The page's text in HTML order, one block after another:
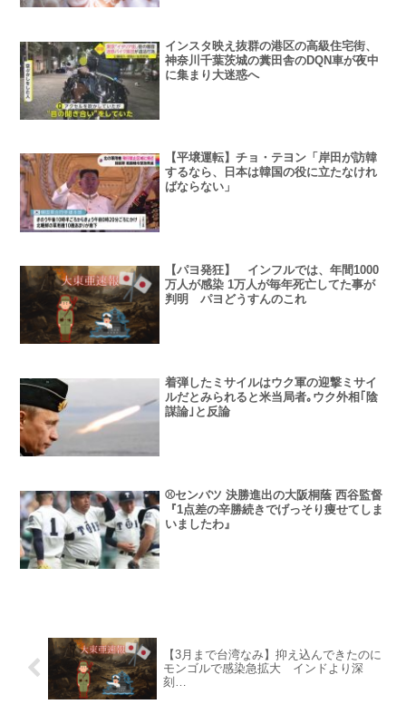
インスタ映え抜群の港区の高級住宅街、
神奈川千葉茨城の糞田舎のDQN車が夜中
に集まり大迷惑へ
【平壌運転】チョ・テヨン「岸田が訪韓
するなら、日本は韓国の役に立たなけれ
ばならない」
【パヨ発狂】 インフルでは、年間1000
万人が感染 1万人が毎年死亡してた事が
判明 パヨどうすんのこれ
着弾したミサイルはウク軍の迎撃ミサイ
ルだとみられると米当局者｡ウク外相｢陰
謀論｣と反論
⚾センバツ 決勝進出の大阪桐蔭 西谷監督
『1点差の辛勝続きでげっそり痩せてしま
いましたわ』
【3月まで台湾なみ】抑え込んできたのに
モンゴルで感染急拡大 インドより深
刻…